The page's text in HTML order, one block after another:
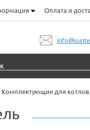
Оплата и
Комплектующие для котлов